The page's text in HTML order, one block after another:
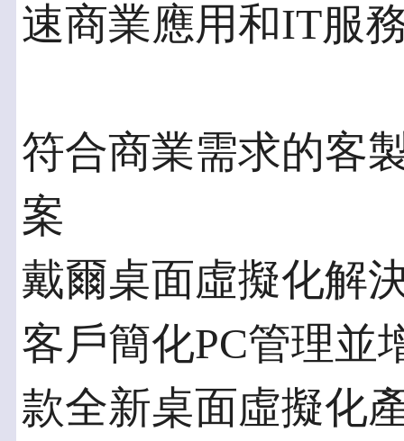
速商業應用和IT服
符合商業需求的客
案
戴爾桌面虛擬化解
客戶簡化PC管理並
款全新桌面虛擬化